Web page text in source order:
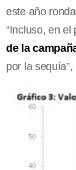
este año
“Incluso, en el
de la
por la